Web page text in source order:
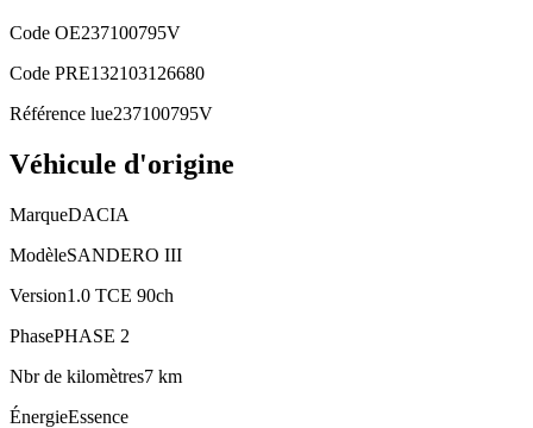
Code OE237100795V
Code PRE132103126680
Référence lue237100795V
Véhicule d'origine
MarqueDACIA
ModèleSANDERO III
Version1.0 TCE 90ch
PhasePHASE 2
Nbr de kilomètres7 km
ÉnergieEssence